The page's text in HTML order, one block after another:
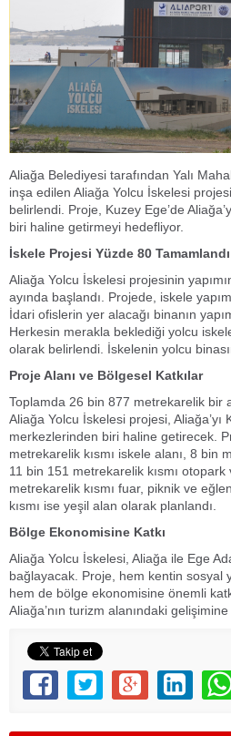
Aliağa Belediyesi tarafından Yalı
inşa edilen Aliağa Yolcu İskelesi
belirlendi. Proje, Kuzey Ege’de
biri haline getirmeyi hedefliyor.
İskele Projesi Yüzde 80 Tamamlandı
Aliağa Yolcu İskelesi projesinin
ayında başlandı. Projede, iskele
İdari ofislerin yer alacağı binanın
Herkesin merakla beklediği yolcu
olarak belirlendi. İskelenin yolcu
Proje Alanı ve Bölgesel Katkılar
Toplamda 26 bin 877 metrekarelik bir
Aliağa Yolcu İskelesi projesi, Aliağa’yı
merkezlerinden biri haline getirecek.
metrekarelik kısmı iskele alanı, 8 bin
11 bin 151 metrekarelik kısmı
metrekarelik kısmı fuar, piknik ve
kısmı ise yeşil alan olarak planlandı.
Bölge Ekonomisine Katkı
Aliağa Yolcu İskelesi, Aliağa ile Ege
bağlayacak. Proje, hem kentin sosyal
hem de bölge ekonomisine önemli
Aliağa’nın turizm alanındaki